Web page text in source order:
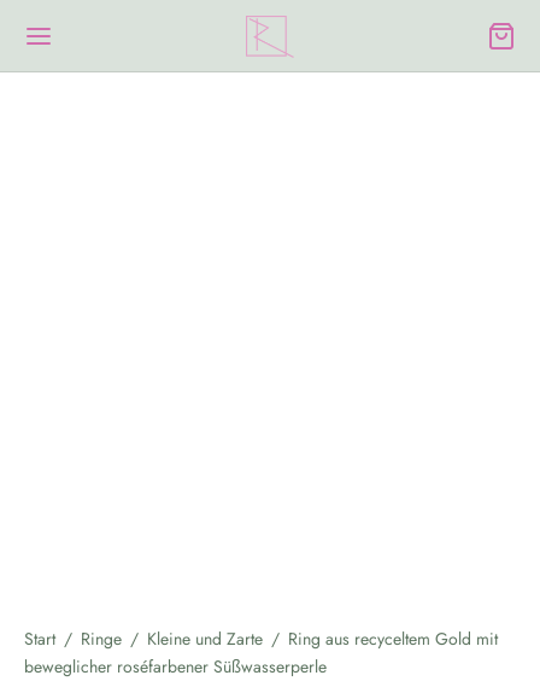
Start / Ringe / Kleine und Zarte / Ring aus recyceltem Gold mit
beweglicher roséfarbener Süßwasserperle